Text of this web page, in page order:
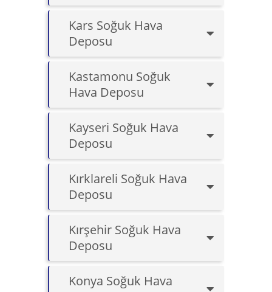
Kars Soğuk Hava
Deposu
Kastamonu Soğuk
Hava Deposu
Kayseri Soğuk Hava
Deposu
Kırklareli Soğuk Hava
Deposu
Kırşehir Soğuk Hava
Deposu
Konya Soğuk Hava